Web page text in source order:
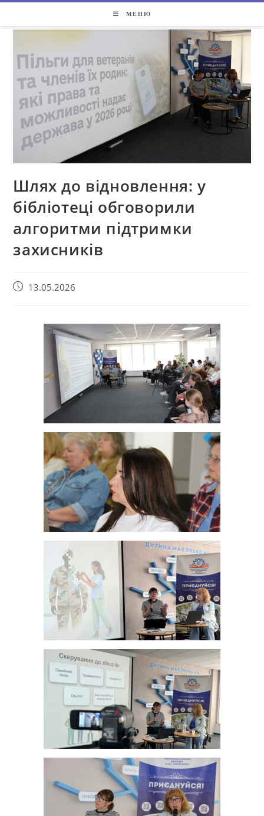
МЕНЮ
Шлях до відновлення: у
бібліотеці обговорили
алгоритми підтримки
захисників
13.05.2026